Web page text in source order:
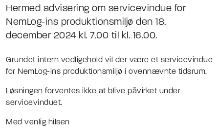
Hermed advisering om servicevindue for
NemLog-ins produktionsmiljø den 18.
december 2024 kl. 7.00 til kl. 16.00.
Grundet intern vedligehold vil der være et servicevindue
for NemLog-ins produktionsmiljø i ovennævnte tidsrum.
Løsningen forventes ikke at blive påvirket under
servicevinduet.
Med venlig hilsen